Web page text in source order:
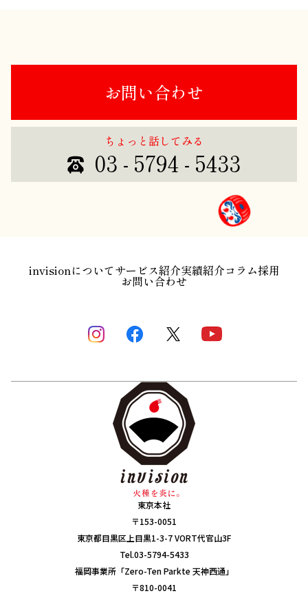
お問い合わせ
ちょっと話してみる
03 - 5794 - 5433
invisionについてサービス紹介実績紹介コラム採用
お問い合わせ
東京本社
〒153-0051
東京都目黒区上目黒1-3-7 VORT代官山3F
Tel.03-5794-5433
福岡事業所「Zero-Ten Parkte 天神西通」
〒810-0041